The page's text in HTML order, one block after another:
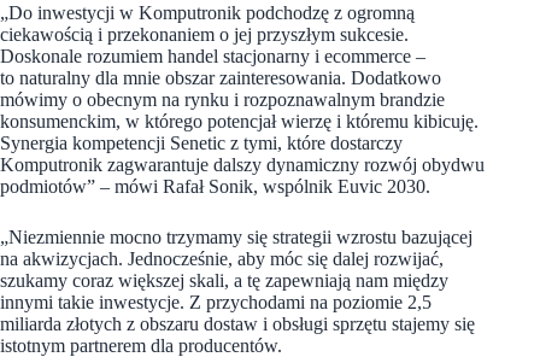
„Do inwestycji w Komputronik podchodzę z ogromną
ciekawością i przekonaniem o jej przyszłym sukcesie.
Doskonale rozumiem handel stacjonarny i ecommerce –
to naturalny dla mnie obszar zainteresowania. Dodatkowo
mówimy o obecnym na rynku i rozpoznawalnym brandzie
konsumenckim, w którego potencjał wierzę i któremu kibicuję.
Synergia kompetencji Senetic z tymi, które dostarczy
Komputronik zagwarantuje dalszy dynamiczny rozwój obydwu
podmiotów” – mówi Rafał Sonik, wspólnik Euvic 2030.
„Niezmiennie mocno trzymamy się strategii wzrostu bazującej
na akwizycjach. Jednocześnie, aby móc się dalej rozwijać,
szukamy coraz większej skali, a tę zapewniają nam między
innymi takie inwestycje. Z przychodami na poziomie 2,5
miliarda złotych z obszaru dostaw i obsługi sprzętu stajemy się
istotnym partnerem dla producentów.